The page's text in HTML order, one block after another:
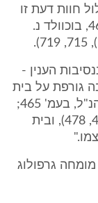
חוות דעת זו
עם שאר הראיות שבתיק (ראה ע"א 46/77, בוכוולד נ.
הענין -
גורפת על בית
המשפט להיזקק לעדות כזו (ד"נ 20/85 הנ"ל, בעמ' 465;
ע"א 86/58 פהום נ' רוזפלד, פד"י י"ג 477, 478), ובית
גרפולוג